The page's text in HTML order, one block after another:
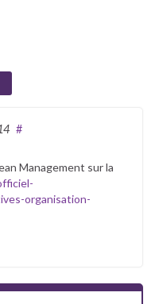
#
Management sur la
organisation-